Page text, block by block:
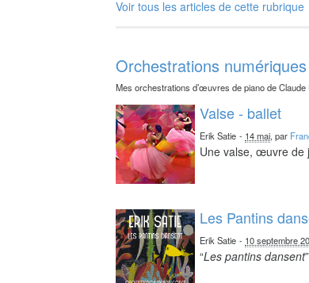
Voir tous les articles de cette rubrique
Orchestrations numériques
Mes orchestrations d’œuvres de piano de
Valse - ballet
Erik Satie - 14 mai, par
Une valse, œuvre de
Les Pantins
Erik Satie - 10 septembre
“Les pantins dansent